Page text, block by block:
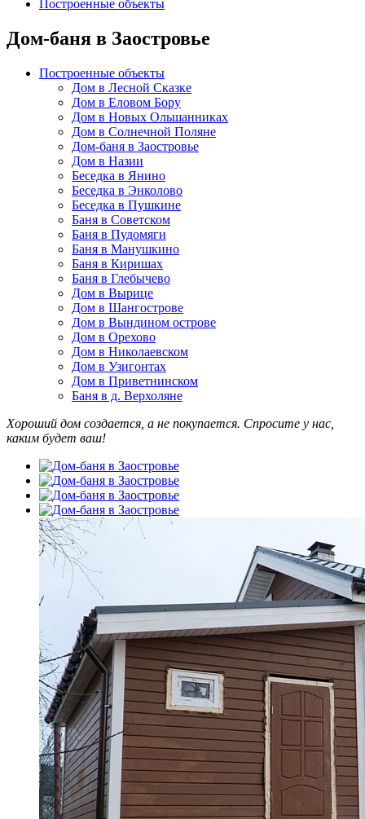
Построенные объекты
Дом-баня в Заостровье
Построенные объекты
Дом в Лесной Сказке
Дом в Еловом Бору
Дом в Новых Ольшанниках
Дом в Солнечной Поляне
Дом-баня в Заостровье
Дом в Назии
Беседка в Янино
Беседка в Энколово
Беседка в Пушкине
Баня в Советском
Баня в Пудомяги
Баня в Манушкино
Баня в Киришах
Баня в Глебычево
Дом в Вырице
Дом в Шангострове
Дом в Вындином острове
Дом в Орехово
Дом в Николаевском
Дом в Узигонтах
Дом в Приветнинском
Баня в д. Верхоляне
Хороший дом создается, а не покупается. Спросите у нас,
каким будет ваш!